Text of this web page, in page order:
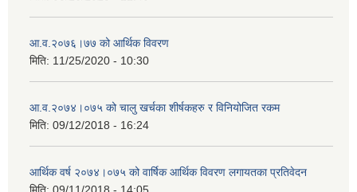
आ.व.२०७६।७७ को आर्थिक विवरण
मिति: 11/25/2020 - 10:30
आ.व.२०७४।०७५ को चालु खर्चका शीर्षकहरु र विनियोजित रकम
मिति: 09/12/2018 - 16:24
आर्थिक वर्ष २०७४।०७५ को वार्षिक आर्थिक विवरण लगायतका प्रतिवेदन
मिति: 09/11/2018 - 14:05